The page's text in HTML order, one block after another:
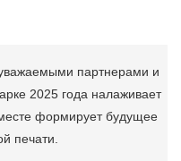
партнерами и
2025 года налаживает
формирует будущее
печати.